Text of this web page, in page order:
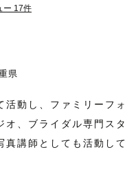
ー 17件
県
活動し、ファミリーフォ
オ、ブライダル専門スタ
真講師としても活動して